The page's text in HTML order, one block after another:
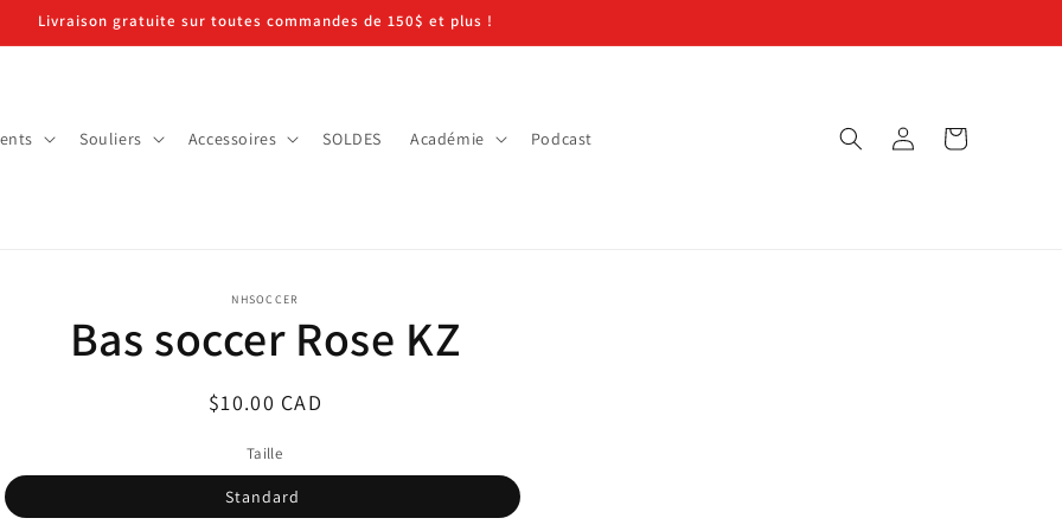
Livraison gratuite sur toutes commandes de 150$ et plus !
Souliers Accessoires SOLDES Académie Podcast Connexion Panier
NHSOCCER
Bas soccer Rose KZ
Prix
$10.00 CAD
Taille
Standard